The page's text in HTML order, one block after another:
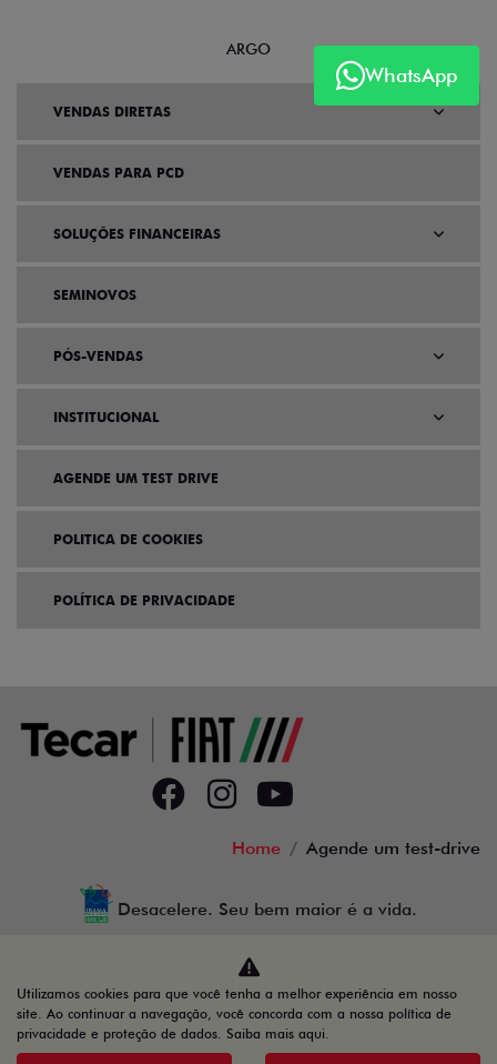
WhatsApp
ARGO
VENDAS DIRETAS
VENDAS PARA PCD
SOLUÇÕES FINANCEIRAS
SEMINOVOS
PÓS-VENDAS
INSTITUCIONAL
AGENDE UM TEST DRIVE
POLITICA DE COOKIES
POLÍTICA DE PRIVACIDADE
Home Agende um test-drive
Desacelere. Seu bem maior é a vida.
37.832.037/0001-96
Utilizamos cookies para que você tenha a melhor experiência em nosso
site. Ao continuar a navegação, você concorda com a nossa política de
privacidade e proteção de dados. Saiba mais aqui.